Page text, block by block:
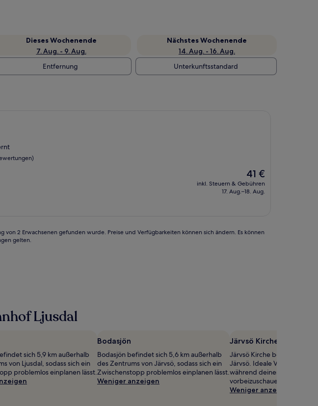
Dieses Wochenende
7. Aug. - 9. Aug.
Nächstes Wochenende
14. Aug. - 16. Aug.
Entfernung Unterkunftsstandard
Der
Preis
beträgt
41 €
inkl. Steuern & Gebühren
17. Aug.–18. Aug.
2 Erwachsenen gefunden wurde. Preise und Verfügbarkeiten können sich ändern. Es können
gelten.
Ljusdal
sich 5,9 km außerhalb
von Ljusdal, sodass sich ein
problemlos einplanen lässt.
Bodasjön
Bodasjön befindet sich 5,6 km außerhalb
des Zentrums von Järvsö, sodass sich ein
Zwischenstopp problemlos einplanen lässt.
Weniger anzeigen
Järvsö Kirche
Järvsö Kirche befindet sich
Järvsö. Ideale
während deines Aufenthalts
vorbeizuschauen.
Weniger anzeigen